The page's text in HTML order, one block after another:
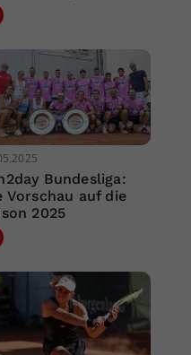
Bundesliga:
Vorschau auf die
2025